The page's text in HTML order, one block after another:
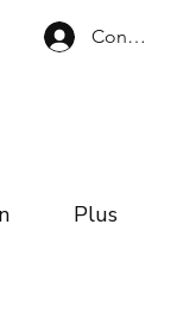
Connexion
Plus